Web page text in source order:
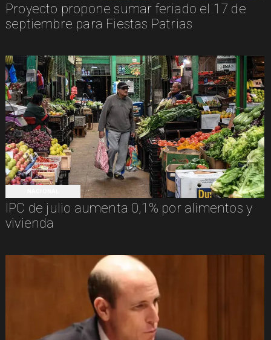
Proyecto propone sumar feriado el 17 de
septiembre para Fiestas Patrias
IPC de julio aumenta 0,1% por alimentos y
vivienda